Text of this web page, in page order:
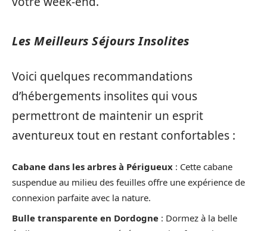
Les Meilleurs Séjours Insolites
Voici quelques recommandations
d’hébergements insolites qui vous
permettront de maintenir un esprit
aventureux tout en restant confortables :
Cabane dans les arbres à Périgueux : Cette cabane
suspendue au milieu des feuilles offre une expérience de
connexion parfaite avec la nature.
Bulle transparente en Dordogne : Dormez à la belle